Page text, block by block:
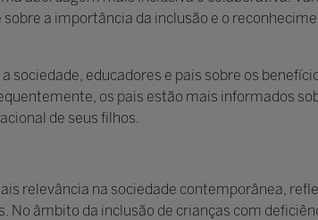
a importância da inclusão e o
sociedade, educadores e pais sobre os
os pais estão mais informados
de seus filhos.
relevância na sociedade contemporânea,
No âmbito da inclusão de crianças com